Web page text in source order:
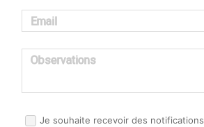
Email
Observations
Je souhaite recevoir des notifications